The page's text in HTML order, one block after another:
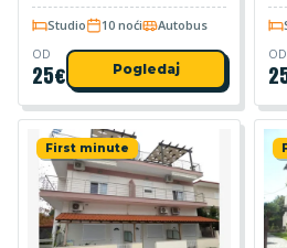
Studio 10 noći Autobus
OD
25€ Pogledaj
OD
First minute